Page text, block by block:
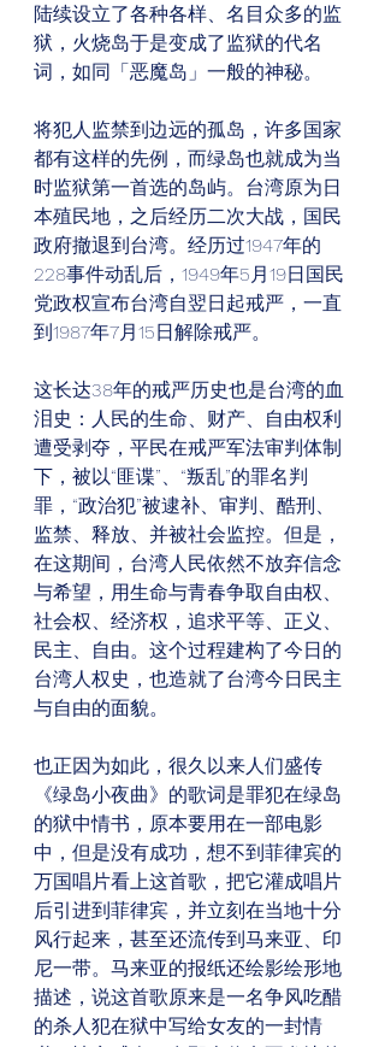
陆续设立了各种各样、名目众多的监
狱，火烧岛于是变成了监狱的代名
词，如同「恶魔岛」一般的神秘。
将犯人监禁到边远的孤岛，许多国家
都有这样的先例，而绿岛也就成为当
时监狱第一首选的岛屿。台湾原为日
本殖民地，之后经历二次大战，国民
政府撤退到台湾。经历过1947年的
228事件动乱后，1949年5月19日国民
党政权宣布台湾自翌日起戒严，一直
到1987年7月15日解除戒严。
这长达38年的戒严历史也是台湾的血
泪史：人民的生命、财产、自由权利
遭受剥夺，平民在戒严军法审判体制
下，被以“匪谍”、“叛乱”的罪名判
罪，“政治犯”被逮补、审判、酷刑、
监禁、释放、并被社会监控。但是，
在这期间，台湾人民依然不放弃信念
与希望，用生命与青春争取自由权、
社会权、经济权，追求平等、正义、
民主、自由。这个过程建构了今日的
台湾人权史，也造就了台湾今日民主
与自由的面貌。
也正因为如此，很久以来人们盛传
《绿岛小夜曲》的歌词是罪犯在绿岛
的狱中情书，原本要用在一部电影
中，但是没有成功，想不到菲律宾的
万国唱片看上这首歌，把它灌成唱片
后引进到菲律宾，并立刻在当地十分
风行起来，甚至还流传到马来亚、印
尼一带。马来亚的报纸还绘影绘形地
描述，说这首歌原来是一名争风吃醋
的杀人犯在狱中写给女友的一封情